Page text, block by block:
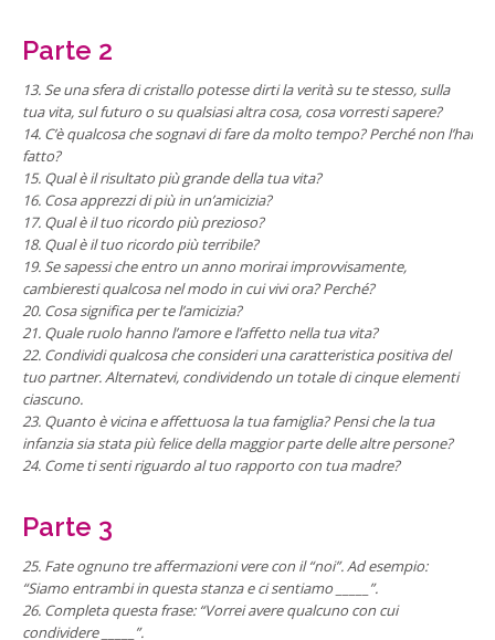
Parte 2
13. Se una sfera di cristallo potesse dirti la verità su te stesso, sulla
tua vita, sul futuro o su qualsiasi altra cosa, cosa vorresti sapere?
14. C’è qualcosa che sognavi di fare da molto tempo? Perché non l’hai
fatto?
15. Qual è il risultato più grande della tua vita?
16. Cosa apprezzi di più in un’amicizia?
17. Qual è il tuo ricordo più prezioso?
18. Qual è il tuo ricordo più terribile?
19. Se sapessi che entro un anno morirai improvvisamente,
cambieresti qualcosa nel modo in cui vivi ora? Perché?
20. Cosa significa per te l’amicizia?
21. Quale ruolo hanno l’amore e l’affetto nella tua vita?
22. Condividi qualcosa che consideri una caratteristica positiva del
tuo partner. Alternatevi, condividendo un totale di cinque elementi
ciascuno.
23. Quanto è vicina e affettuosa la tua famiglia? Pensi che la tua
infanzia sia stata più felice della maggior parte delle altre persone?
24. Come ti senti riguardo al tuo rapporto con tua madre?
Parte 3
25. Fate ognuno tre affermazioni vere con il “noi”. Ad esempio:
“Siamo entrambi in questa stanza e ci sentiamo _____”.
26. Completa questa frase: “Vorrei avere qualcuno con cui
condividere _____”.